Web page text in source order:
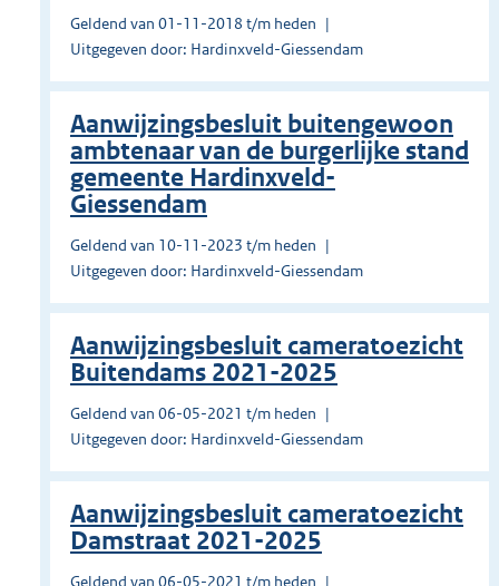
Geldend van 01-11-2018 t/m heden
Uitgegeven door: Hardinxveld-Giessendam
Aanwijzingsbesluit buitengewoon
ambtenaar van de burgerlijke stand
gemeente Hardinxveld-
Giessendam
Geldend van 10-11-2023 t/m heden
Uitgegeven door: Hardinxveld-Giessendam
Aanwijzingsbesluit cameratoezicht
Buitendams 2021-2025
Geldend van 06-05-2021 t/m heden
Uitgegeven door: Hardinxveld-Giessendam
Aanwijzingsbesluit cameratoezicht
Damstraat 2021-2025